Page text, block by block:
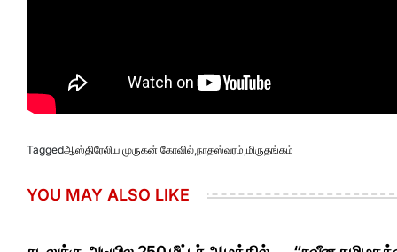
Taggedஆஸ்திரேலிய முருகன் கோவில்,நாதஸ்வரம்,மிருதங்கம்
YOU MAY ALSO LIKE